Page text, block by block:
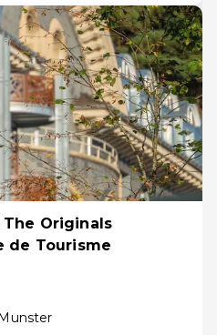
The Originals
de Tourisme